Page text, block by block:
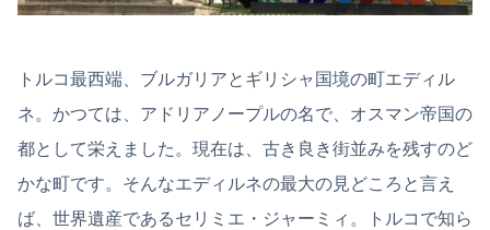
トルコ最西端、ブルガリアとギリシャ国境の町エディル
ネ。かつては、アドリアノープルの名で、オスマン帝国の
都として栄えました。現在は、古き良き街並みを残すのど
かな町です。そんなエディルネの最大の見どころと言え
ば、世界遺産であるセリミエ・ジャーミィ。トルコで知ら